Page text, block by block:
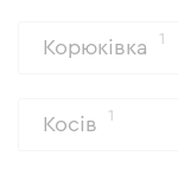
Корюківка 1
Косів 1